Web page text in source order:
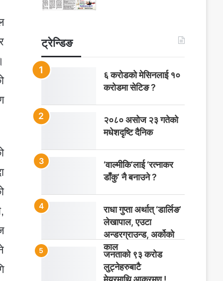
ट्रेन्डिङ
६ करोडको मेसिनलाई १०
करोडमा सेटिङ ?
२०८० असोज २३ गतेको
मधेशदृष्टि दैनिक
‘वाल्मीकि’लाई ‘रत्नाकर
डाँकु’ नै बनाउने ?
राधा गुप्ता अर्थात् ‘डार्लिङ’
लेखापाल, एउटा
अन्डरग्राउन्ड, अर्कोको
काल
जनताको ९३ करोड
लुट्नेहरुबाटै